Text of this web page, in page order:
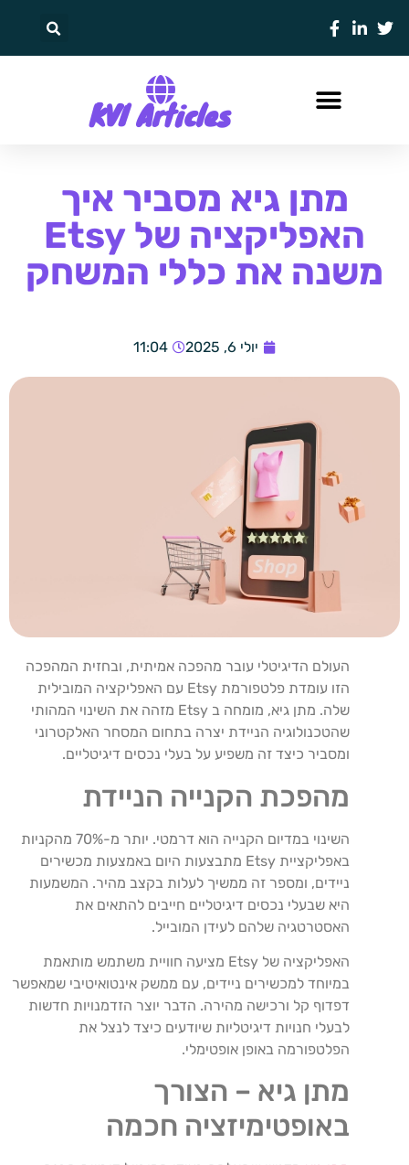
KVI Articles
מתן גיא מסביר איך
האפליקציה של Etsy
משנה את כללי המשחק
יולי 6, 2025 11:04
העולם הדיגיטלי עובר מהפכה אמיתית, ובחזית המהפכה
הזו עומדת פלטפורמת Etsy עם האפליקציה המובילית
שלה. מתן גיא, מומחה ב Etsy מזהה את השינוי המהותי
שהטכנולוגיה הניידת יצרה בתחום המסחר האלקטרוני
ומסביר כיצד זה משפיע על בעלי נכסים דיגיטליים.
מהפכת הקנייה הניידת
השינוי במדיום הקנייה הוא דרמטי. יותר מ-70% מהקניות
באפליקציית Etsy מתבצעות היום באמצעות מכשירים
ניידים, ומספר זה ממשיך לעלות בקצב מהיר. המשמעות
היא שבעלי נכסים דיגיטליים חייבים להתאים את
האסטרטגיה שלהם לעידן המובייל.
האפליקציה של Etsy מציעה חוויית משתמש מותאמת
במיוחד למכשירים ניידים, עם ממשק אינטואיטיבי שמאפשר
דפדוף קל ורכישה מהירה. הדבר יוצר הזדמנויות חדשות
לבעלי חנויות דיגיטליות שיודעים כיצד לנצל את
הפלטפורמה באופן אופטימלי.
מתן גיא – הצורך
באופטימיזציה חכמה